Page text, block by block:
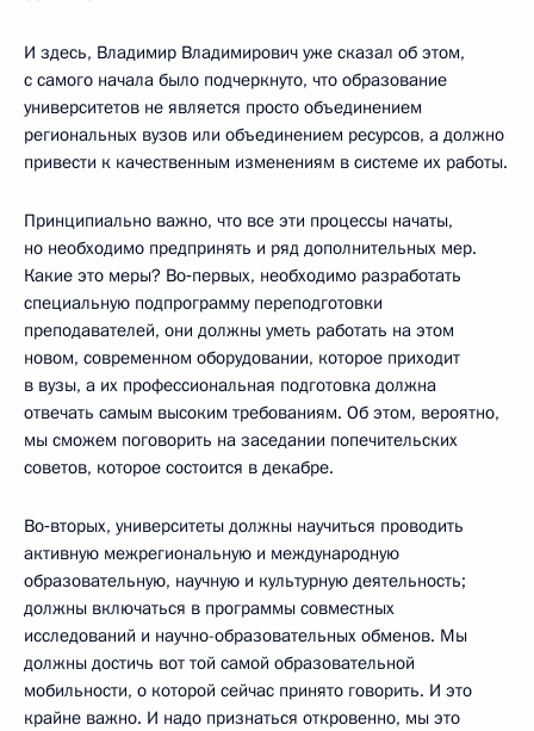
И здесь, Владимир Владимирович уже сказал об этом,
с самого начала было подчеркнуто, что образование
университетов не является просто объединением
региональных вузов или объединением ресурсов, а должно
привести к качественным изменениям в системе их работы.
Принципиально важно, что все эти процессы начаты,
но необходимо предпринять и ряд дополнительных мер.
Какие это меры? Во‑первых, необходимо разработать
специальную подпрограмму переподготовки
преподавателей, они должны уметь работать на этом
новом, современном оборудовании, которое приходит
в вузы, а их профессиональная подготовка должна
отвечать самым высоким требованиям. Об этом, вероятно,
мы сможем поговорить на заседании попечительских
советов, которое состоится в декабре.
Во‑вторых, университеты должны научиться проводить
активную межрегиональную и международную
образовательную, научную и культурную деятельность;
должны включаться в программы совместных
исследований и научно-образовательных обменов. Мы
должны достичь вот той самой образовательной
мобильности, о которой сейчас принято говорить. И это
крайне важно. И надо признаться откровенно, мы это